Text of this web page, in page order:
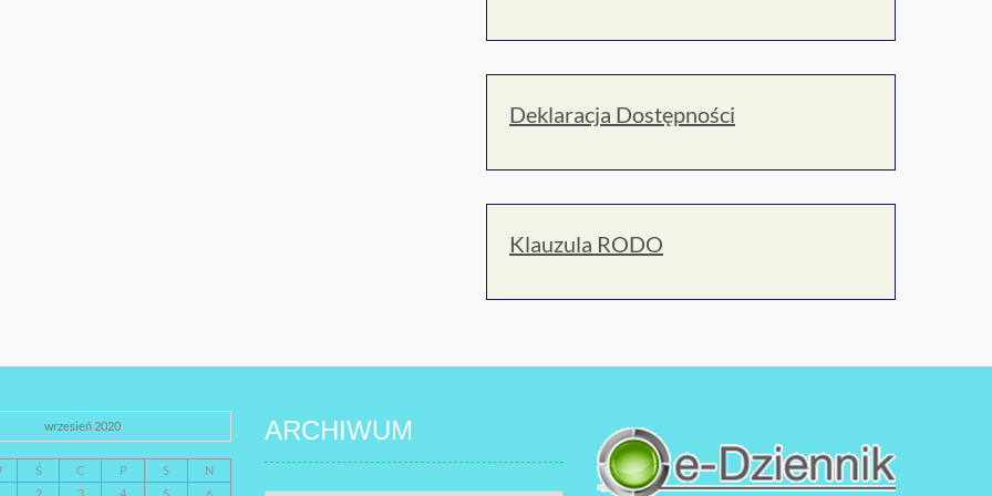
Deklaracja Dostępności
Klauzula RODO
wrzesień 2020
Ś C P S
N
ARCHIWUM